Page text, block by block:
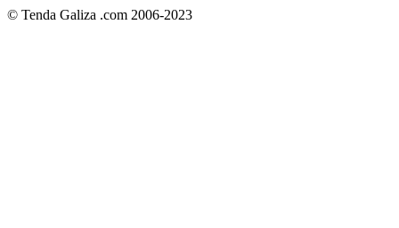
© Tenda Galiza .com 2006-2023